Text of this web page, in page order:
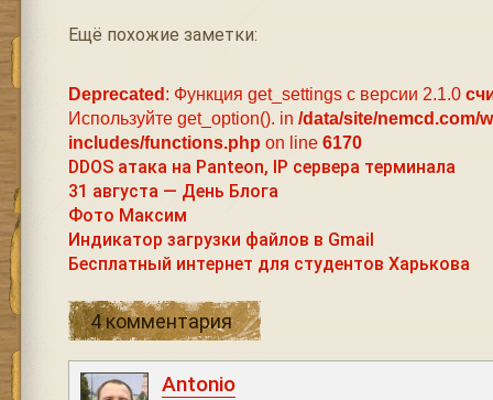
Ещё похожие заметки:
Deprecated : Функция get_settings с версии 2.1.0
Используйте get_option(). in /data/site/nemcd.com/
includes/functions.php on line 6170
DDOS атака на Panteon, IP сервера терминала
31 августа — День Блога
Фото Максим
Индикатор загрузки файлов в Gmail
Бесплатный интернет для студентов Харькова
4 комментария
Antonio